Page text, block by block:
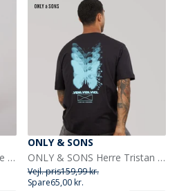
ONLY & SONS Drenge Edge Lige Pasform Jeans Medium Blue Denim
ONLY & SONS
ONLY & SONS Herre Tristan Relaxed T-Shirt Sort/Veni
Vejl. pris159,99 kr.
Spare65,00 kr.